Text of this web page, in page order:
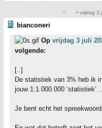
• vrijdag 3
bianconeri
Op vrijdag 3 juli
volgende:
[..]
De statistiek van 3% heb ik
jouw 1:1.000.000
Je bent echt het